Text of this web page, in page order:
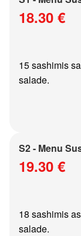
18.30 €
15 sashimis
salade.
S2 - Menu
19.30 €
18 sashimis
salade.